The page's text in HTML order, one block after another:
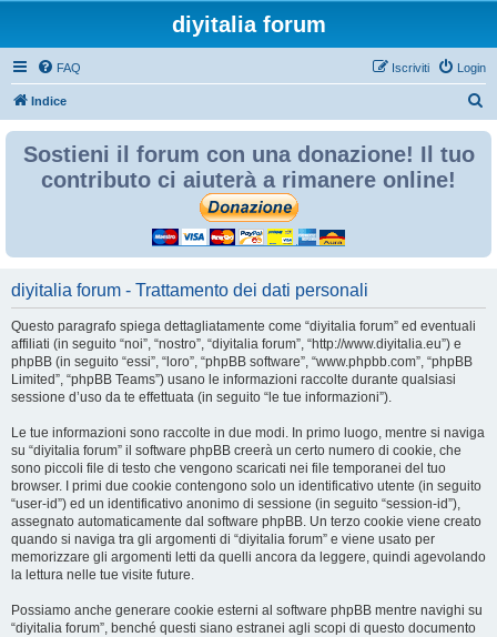
diyitalia forum
FAQ Login
Iscriviti
Indice
Sostieni il forum con una donazione! Il tuo
contributo ci aiuterà a rimanere online!
diyitalia forum - Trattamento dei dati personali
Questo paragrafo spiega dettagliatamente come “diyitalia forum” ed eventuali
affiliati (in seguito “noi”, “nostro”, “diyitalia forum”, “http://www.diyitalia.eu”) e
phpBB (in seguito “essi”, “loro”, “phpBB software”, “www.phpbb.com”, “phpBB
Limited”, “phpBB Teams”) usano le informazioni raccolte durante qualsiasi
sessione d’uso da te effettuata (in seguito “le tue informazioni”).
Le tue informazioni sono raccolte in due modi. In primo luogo, mentre si naviga
su “diyitalia forum” il software phpBB creerà un certo numero di cookie, che
sono piccoli file di testo che vengono scaricati nei file temporanei del tuo
browser. I primi due cookie contengono solo un identificativo utente (in seguito
“user-id”) ed un identificativo anonimo di sessione (in seguito “session-id”),
assegnato automaticamente dal software phpBB. Un terzo cookie viene creato
quando si naviga tra gli argomenti di “diyitalia forum” e viene usato per
memorizzare gli argomenti letti da quelli ancora da leggere, quindi agevolando
la lettura nelle tue visite future.
Possiamo anche generare cookie esterni al software phpBB mentre navighi su
“diyitalia forum”, benché questi siano estranei agli scopi di questo documento